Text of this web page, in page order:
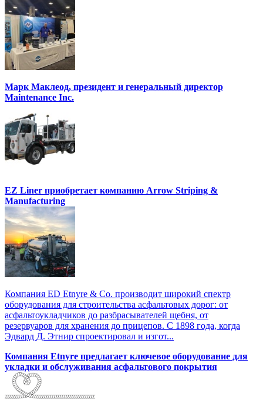
Марк Маклеод, президент и генеральный директор
Maintenance Inc.
EZ Liner приобретает компанию Arrow Striping &
Manufacturing
Компания ED Etnyre & Co. производит широкий спектр
оборудования для строительства асфальтовых дорог: от
асфальтоукладчиков до разбрасывателей щебня, от
резервуаров для хранения до прицепов. С 1898 года, когда
Эдвард Д. Этнир спроектировал и изгот...
Компания Etnyre предлагает ключевое оборудование для
укладки и обслуживания асфальтового покрытия